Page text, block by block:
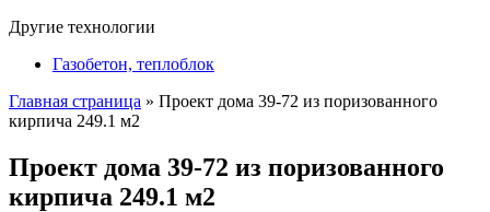
Другие технологии
Газобетон, теплоблок
Главная страница » Проект дома 39-72 из поризованного
кирпича 249.1 м2
Проект дома 39-72 из поризованного
кирпича 249.1 м2